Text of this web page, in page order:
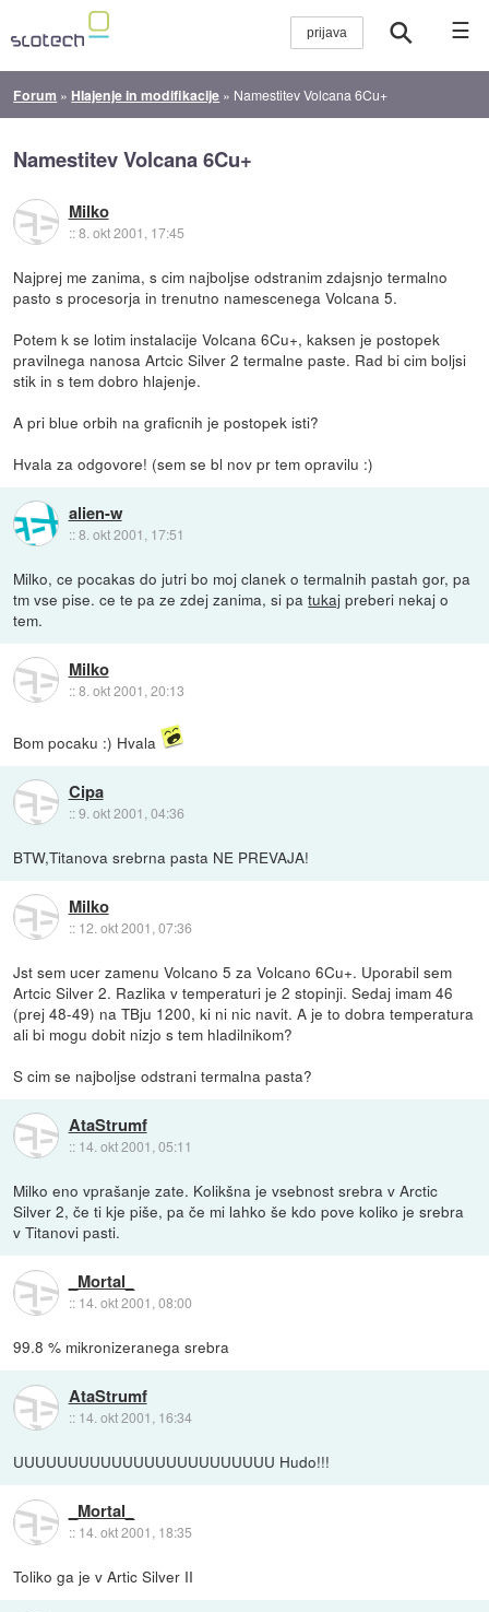
☰
Forum » Hlajenje in modifikacije » Namestitev Volcana 6Cu+
Namestitev Volcana 6Cu+
Milko
::8. okt 2001, 17:45
Najprej me zanima, s cim najboljse odstranim zdajsnjo termalno
pasto s procesorja in trenutno namescenega Volcana 5.
Potem k se lotim instalacije Volcana 6Cu+, kaksen je postopek
pravilnega nanosa Artcic Silver 2 termalne paste. Rad bi cim boljsi
stik in s tem dobro hlajenje.
A pri blue orbih na graficnih je postopek isti?
Hvala za odgovore! (sem se bl nov pr tem opravilu :)
alien-w
::8. okt 2001, 17:51
Milko, ce pocakas do jutri bo moj clanek o termalnih pastah gor, pa
tm vse pise. ce te pa ze zdej zanima, si patukaj preberi nekaj o
tem.
Milko
::8. okt 2001, 20:13
Bom pocaku :) Hvala
Cipa
::9. okt 2001, 04:36
BTW,Titanova srebrna pasta NE PREVAJA!
Milko
:: 12. okt 2001, 07:36
Jst sem ucer zamenu Volcano 5 za Volcano 6Cu+. Uporabil sem
Artcic Silver 2. Razlika v temperaturi je 2 stopinji. Sedaj imam 46
(prej 48-49) na TBju 1200, ki ni nic navit. A je to dobra temperatura
ali bi mogu dobit nizjo s tem hladilnikom?
S cim se najboljse odstrani termalna pasta?
AtaStrumf
:: 14. okt 2001, 05:11
Milko eno vprašanje zate. Kolikšna je vsebnost srebra v Arctic
Silver 2, če ti kje piše, pa če mi lahko še kdo pove koliko je srebra
v Titanovi pasti.
_Mortal_
:: 14. okt 2001, 08:00
99.8 % mikronizeranega srebra
AtaStrumf
:: 14. okt 2001, 16:34
UUUUUUUUUUUUUUUUUUUUUUUU Hudo!!!
_Mortal_
:: 14. okt 2001, 18:35
Toliko ga je v Artic Silver II